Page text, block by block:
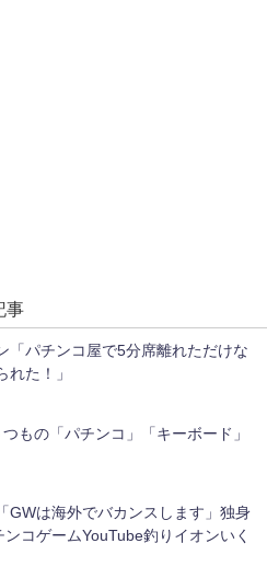
事
「パチンコ屋で5分席離れただけな
れた！」
もの「パチンコ」「キーボード」
GWは海外でバカンスします」独身
コゲームYouTube釣りイオンいく